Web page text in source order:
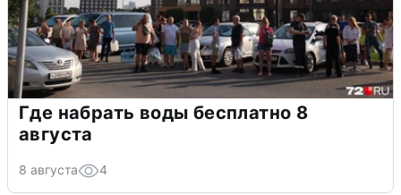
Где набрать воды бесплатно 8
августа
8 августа 4